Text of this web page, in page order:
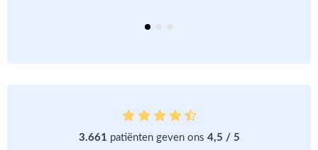
3.661 patiënten geven ons 4,5 / 5